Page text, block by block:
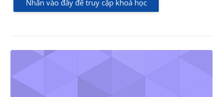
Nhấn vào đây để truy cập khoá học